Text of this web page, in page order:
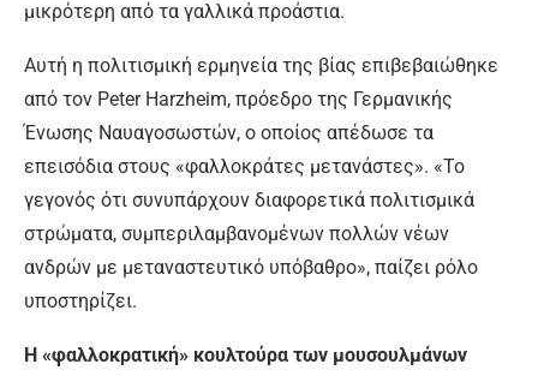
μικρότερη από τα γαλλικά προάστια.
Αυτή η πολιτισμική ερμηνεία της βίας επιβεβαιώθηκε
από τον Peter Harzheim, πρόεδρο της Γερμανικής
Ένωσης Ναυαγοσωστών, ο οποίος απέδωσε τα
επεισόδια στους «φαλλοκράτες μετανάστες». «Το
γεγονός ότι συνυπάρχουν διαφορετικά πολιτισμικά
στρώματα, συμπεριλαμβανομένων πολλών νέων
ανδρών με μεταναστευτικό υπόβαθρο», παίζει ρόλο
υποστηρίζει.
Η «φαλλοκρατική» κουλτούρα των μουσουλμάνων